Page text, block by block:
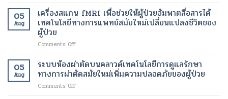
เทคโนโลยี
สมัย
ใหม่
ขา
สุขภาพ
ดี
และ
อินฟราเรด
เพื่อ
ช่วย
ไข
เฉพาะ
จุด
และ
เร่ง
05
Aug
เครื่องสแกน fMRI เพื่อช่วยให้ผู้ป่วยอัมพาตสื่อสารได้
เทคโนโลยีทางการแพทย์สมัยใหม่เปลี่ยนแปลงชีวิตของ
ผู้ป่วย
Comments Offon
สแกน
fMRI
เพื่อ
ช่วย
05
Aug
ระบบห้องผ่าตัดบนคลาวด์เทคโนโลยีการดูแลรักษา
ทางการผ่าตัดสมัยใหม่เพิ่มความปลอดภัยของผู้ป่วย
Comments Offon